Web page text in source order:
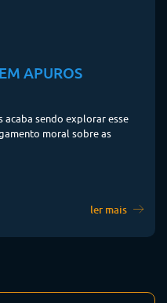
APUROS
acaba sendo explorar esse
moral sobre as
ler mais